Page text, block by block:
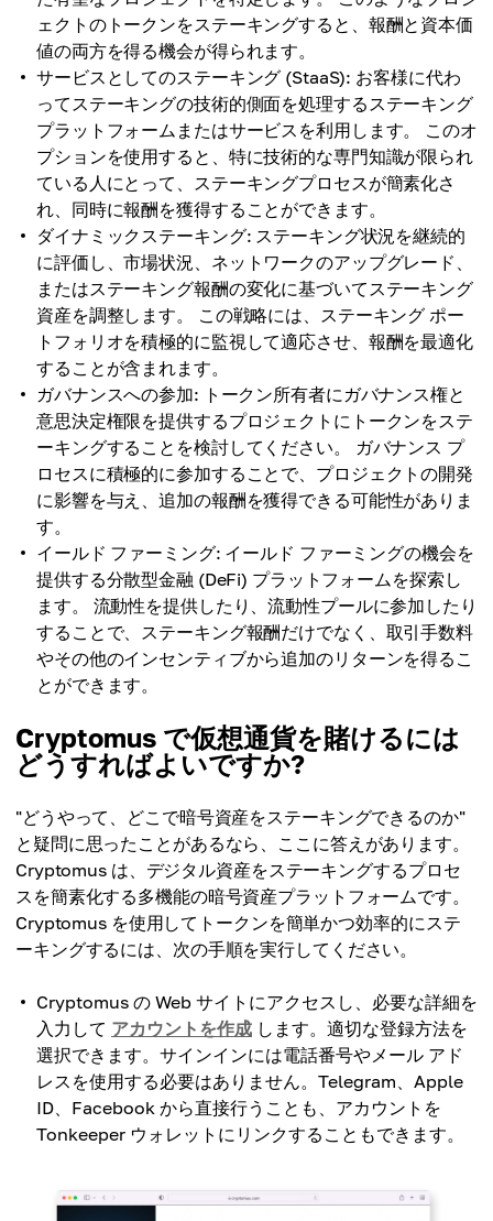
ェクトのトークンをステーキングすると、報酬と資本価
値の両方を得る機会が得られます。
サービスとしてのステーキング (StaaS): お客様に代わ
ってステーキングの技術的側面を処理するステーキング
プラットフォームまたはサービスを利用します。 このオ
プションを使用すると、特に技術的な専門知識が限られ
ている人にとって、ステーキングプロセスが簡素化さ
れ、同時に報酬を獲得することができます。
ダイナミックステーキング: ステーキング状況を継続的
に評価し、市場状況、ネットワークのアップグレード、
またはステーキング報酬の変化に基づいてステーキング
資産を調整します。 この戦略には、ステーキング ポー
トフォリオを積極的に監視して適応させ、報酬を最適化
することが含まれます。
ガバナンスへの参加: トークン所有者にガバナンス権と
意思決定権限を提供するプロジェクトにトークンをステ
ーキングすることを検討してください。 ガバナンス プ
ロセスに積極的に参加することで、プロジェクトの開発
に影響を与え、追加の報酬を獲得できる可能性がありま
す。
イールド ファーミング: イールド ファーミングの機会を
提供する分散型金融 (DeFi) プラットフォームを探索し
ます。 流動性を提供したり、流動性プールに参加したり
することで、ステーキング報酬だけでなく、取引手数料
やその他のインセンティブから追加のリターンを得るこ
とができます。
Cryptomus で仮想通貨を賭けるには
どうすればよいですか?
"どうやって、どこで暗号資産をステーキングできるのか"
と疑問に思ったことがあるなら、ここに答えがあります。
Cryptomus は、デジタル資産をステーキングするプロセ
スを簡素化する多機能の暗号資産プラットフォームです。
Cryptomus を使用してトークンを簡単かつ効率的にステ
ーキングするには、次の手順を実行してください。
Cryptomus の Web サイトにアクセスし、必要な詳細を
入力して アカウントを作成 します。適切な登録方法を
選択できます。サインインには電話番号やメール アド
レスを使用する必要はありません。Telegram、Apple
ID、Facebook から直接行うことも、アカウントを
Tonkeeper ウォレットにリンクすることもできます。